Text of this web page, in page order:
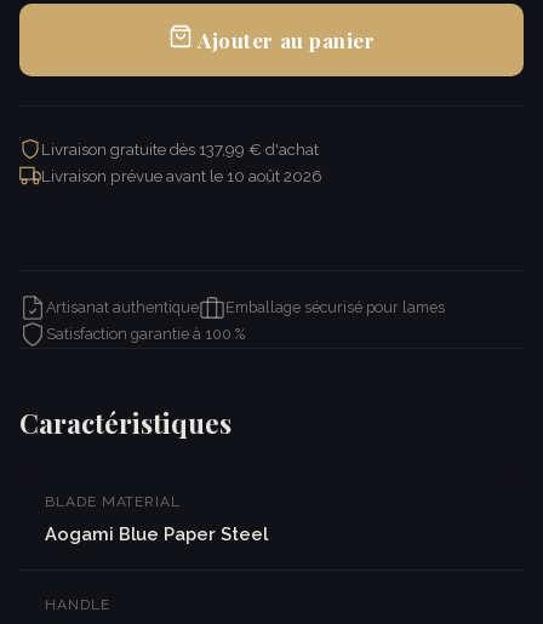
Ajouter au panier
Livraison gratuite dès 137,99 € d'achat
Livraison prévue avant le 10 août 2026
Artisanat authentique
Emballage sécurisé pour lames
Satisfaction garantie à 100 %
Caractéristiques
BLADE MATERIAL
Aogami Blue Paper Steel
HANDLE